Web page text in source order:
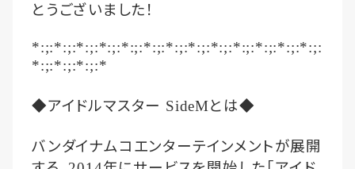
とうございました！
*:;:*:;:*:;:*:;:*:;:*:;:*:;:*:;:*:;:*:;:*:;:*:;:*:;:
*:;:*:;:*:;:*
◆アイドルマスター SideMとは◆
バンダイナムコエンターテインメントが展開